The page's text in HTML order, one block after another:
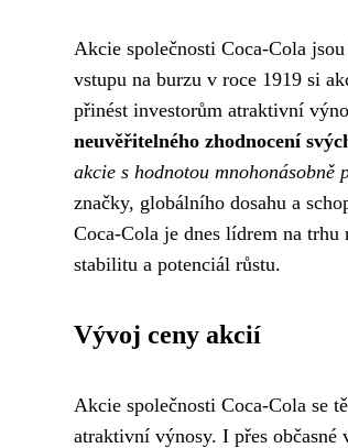
Akcie společnosti Coca-Cola
vstupu na burzu v roce 1919 si
přinést investorům atraktivní
neuvěřitelného zhodnocení
akcie s hodnotou
značky, globálního dosahu a
Coca-Cola je dnes lídrem na
stabilitu a potenciál růstu.
Vývoj ceny akcií
Akcie společnosti Coca-Cola se
atraktivní výnosy. I přes